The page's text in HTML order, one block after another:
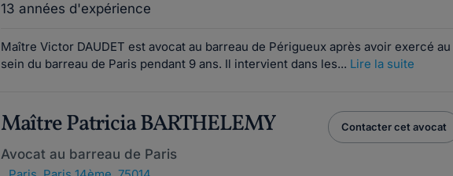
13 années d'expérience
Maître Victor DAUDET est avocat au barreau de Périgueux après avoir exercé au
sein du barreau de Paris pendant 9 ans. Il intervient dans les... Lire la suite
Maître Patricia BARTHELEMY
Avocat au barreau de Paris
Contacter cet avocat